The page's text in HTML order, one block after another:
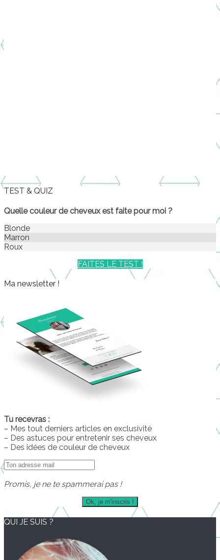
TEST & QUIZ
Quelle couleur de cheveux est faite pour moi ?
Blonde
Marron
Roux
FAITES LE TEST !
Ma newsletter !
Tu recevras :
– Mes tout derniers articles en exclusivité
– Des astuces pour entretenir ses cheveux
– Des idées de couleur de cheveux
Promis, je ne te spammerai pas !
QUI JE SUIS ?